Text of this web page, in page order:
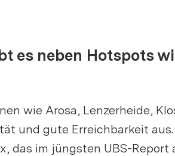
es neben Hotspots
wie Arosa, Lenzerheide,
und gute Erreichbarkeit
das im jüngsten UBS-Report